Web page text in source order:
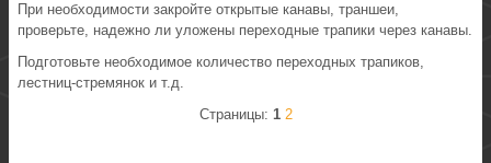
При необходимости закройте открытые канавы, траншеи,
проверьте, надежно ли уложены переходные трапики через канавы.
Подготовьте необходимое количество переходных трапиков,
лестниц-стремянок и т.д.
Страницы: 1 2